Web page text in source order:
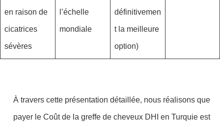
définitivemen
t la meilleure
option)
l’échelle
mondiale
en raison de
cicatrices
sévères
À travers cette présentation détaillée, nous réalisons que
payer le Coût de la greffe de cheveux DHI en Turquie est